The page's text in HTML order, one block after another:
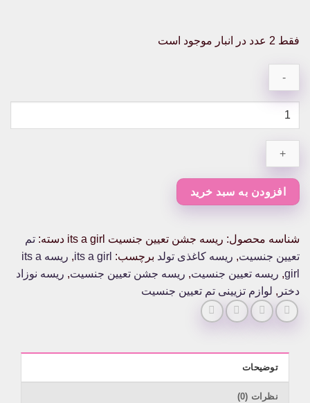
فقط 2 عدد در انبار موجود است
ریسه
تعیین
جنسیت
a
girl
افزودن به سبد خرید
شناسه محصول: ریسه جشن تعیین جنسیت its a girl دسته: تم
تعیین جنسیت, ریسه کاغذی تولد برچسب: its a girl
,
ریسه its a
girl
, ریسه تعیین جنسیت, ریسه جشن تعیین جنسیت, ریسه نوزاد
دختر , لوازم تزیینی تم تعیین جنسیت
توضیحات
نظرات (0)